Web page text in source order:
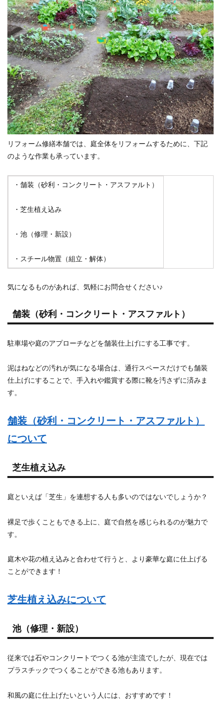
リフォーム修繕本舗では、庭全体をリフォームするために、下記
のような作業も承っています。
・舗装（砂利・コンクリート・アスファルト）
・芝生植え込み
・池（修理・新設）
・スチール物置（組立・解体）
気になるものがあれば、気軽にお問合せください♪
舗装（砂利・コンクリート・アスファルト）
駐車場や庭のアプローチなどを舗装仕上げにする工事です。
泥はねなどの汚れが気になる場合は、通行スペースだけでも舗装
仕上げにすることで、手入れや鑑賞する際に靴を汚さずに済みま
す。
舗装（砂利・コンクリート・アスファルト）
について
芝生植え込み
庭といえば「芝生」を連想する人も多いのではないでしょうか？
裸足で歩くこともできる上に、庭で自然を感じられるのが魅力で
す。
庭木や花の植え込みと合わせて行うと、より豪華な庭に仕上げる
ことができます！
芝生植え込みについて
池（修理・新設）
従来では石やコンクリートでつくる池が主流でしたが、現在では
プラスチックでつくることができる池もあります。
和風の庭に仕上げたいという人には、おすすめです！